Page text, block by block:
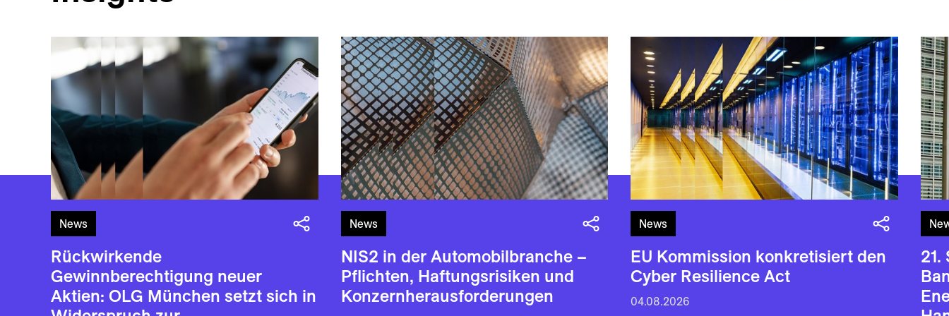
News
Rückwirkende
Gewinnberechtigung neuer
Aktien: OLG München setzt sich in
News
NIS2 in der Automobilbranche –
Pflichten, Haftungsrisiken und
Konzernherausforderungen
News
EU Kommission konkretisiert den
Cyber Resilience Act
04.08.2026
21.